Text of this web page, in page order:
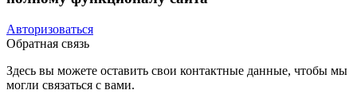
Авторизоваться
Обратная связь
Здесь вы можете оставить свои контактные данные, чтобы мы
могли связаться с вами.